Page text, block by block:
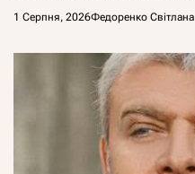
1 Серпня, 2026Федоренко Світлана